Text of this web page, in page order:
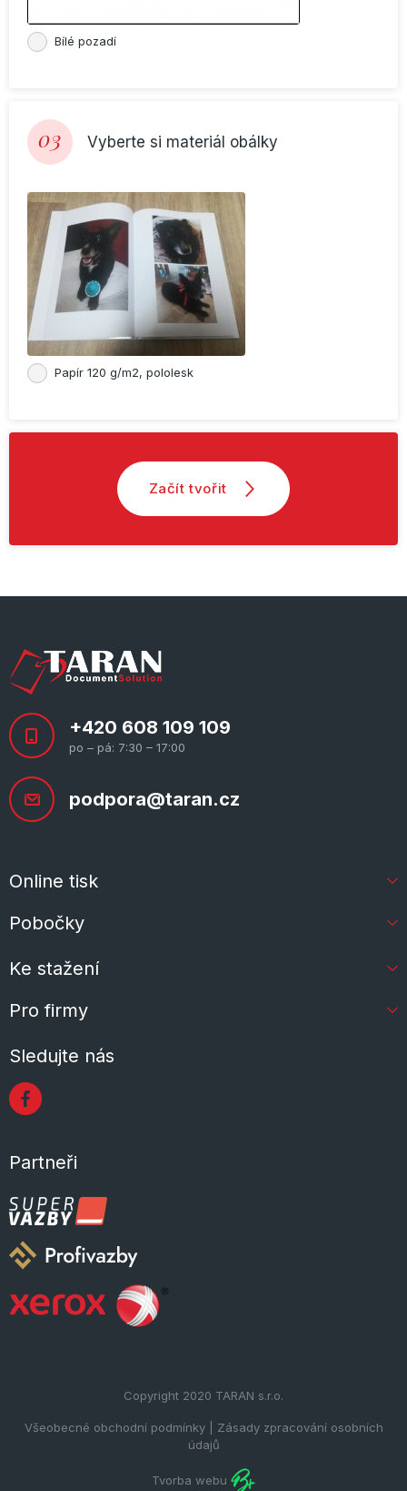
Bílé pozadí
03 Vyberte si materiál obálky
Papír 120 g/m2, pololesk
Začít tvořit
+420 608 109 109
po – pá: 7:30 – 17:00
podpora@taran.cz
Online tisk
Pobočky
Ke stažení
Pro firmy
Sledujte nás
Partneři
Copyright 2020 TARAN s.r.o.
Všeobecné obchodní podmínky| Zásady zpracování osobních
údajů
Tvorba webu